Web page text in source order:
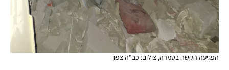
הפגיעה הקשה בטמרה, צילום: כב"ה צפון